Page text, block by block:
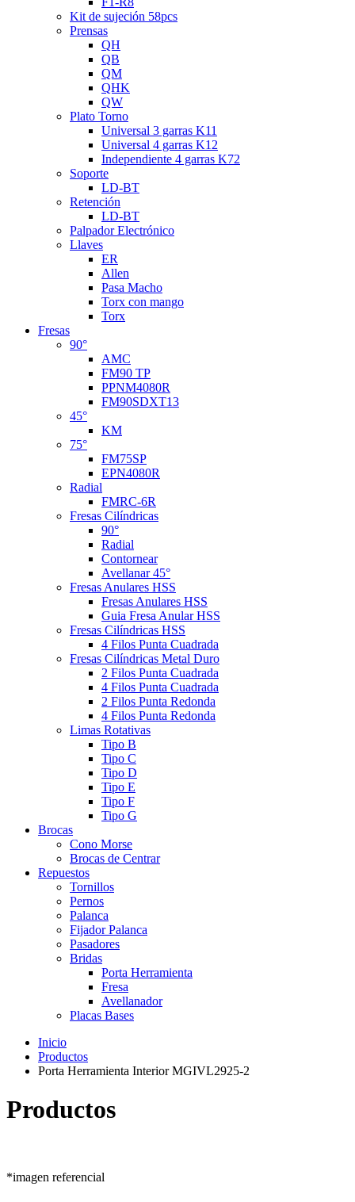
Kit de sujeción 58pcs
Prensas
QH
QB
QM
QHK
QW
Plato Torno
Universal 3 garras K11
Universal 4 garras K12
Independiente 4 garras K72
Soporte
LD-BT
Retención
LD-BT
Palpador Electrónico
Llaves
ER
Allen
Pasa Macho
Torx con mango
Torx
Fresas
90°
AMC
FM90 TP
PPNM4080R
FM90SDXT13
45°
KM
75°
FM75SP
EPN4080R
Radial
FMRC-6R
Fresas Cilíndricas
90°
Radial
Contornear
Avellanar 45°
Fresas Anulares HSS
Fresas Anulares HSS
Guia Fresa Anular HSS
Fresas Cilíndricas HSS
4 Filos Punta Cuadrada
Fresas Cilíndricas Metal Duro
2 Filos Punta Cuadrada
4 Filos Punta Cuadrada
2 Filos Punta Redonda
4 Filos Punta Redonda
Limas Rotativas
Tipo B
Tipo C
Tipo D
Tipo E
Tipo F
Tipo G
Brocas
Cono Morse
Brocas de Centrar
Repuestos
Tornillos
Pernos
Palanca
Fijador Palanca
Pasadores
Bridas
Porta Herramienta
Fresa
Avellanador
Placas Bases
Inicio
Productos
Porta Herramienta Interior MGIVL2925-2
Productos
*imagen referencial